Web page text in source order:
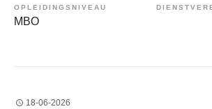
OPLEIDINGSNIVEAU
MBO
18-06-2026